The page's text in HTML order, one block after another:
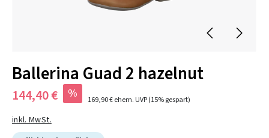
Ballerina Guad 2 hazelnut
144,40 € % 169,90 €ehem. UVP(15% gespart)
inkl. MwSt.